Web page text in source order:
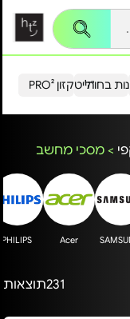
הייטקזון PRO²בחו"ל
> מסכי מחשב
Acer
PHILIPS
231תוצאות